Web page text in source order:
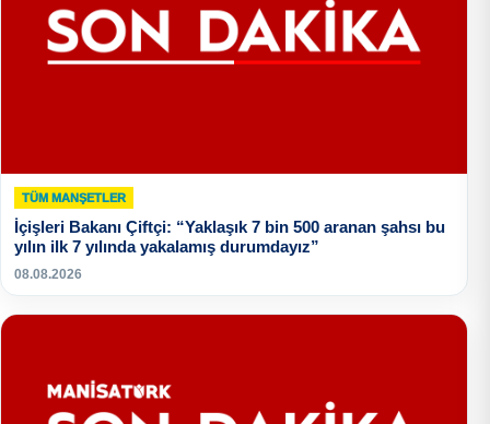
TÜM MANŞETLER
İçişleri Bakanı Çiftçi: “Yaklaşık 7 bin 500 aranan şahsı bu
yılın ilk 7 yılında yakalamış durumdayız”
08.08.2026